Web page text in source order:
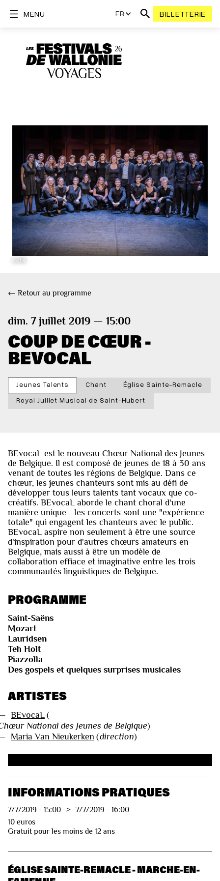
FR BILLETTERIE
MENU
©DR
← Retour au programme
dim. 7 juillet 2019 — 15:00
COUP DE CŒUR -
BEVOCAL
Jeunes Talents Chant
Église Sainte-Remacle
Royal Juillet Musical de Saint-Hubert
BEvocaL est le nouveau Chœur National des Jeunes
de Belgique. Il est composé de jeunes de 18 à 30 ans
venant de toutes les régions de Belgique. Dans ce
chœur, les jeunes chanteurs sont mis au défi de
développer tous leurs talents tant vocaux que co-
créatifs. BEvocaL aborde le chant choral d'une
manière unique - les concerts sont une "expérience
totale" qui engagent les chanteurs avec le public.
BEvocaL aspire non seulement à être une source
d'inspiration pour d'autres chœurs amateurs en
Belgique, mais aussi à être un modèle de
collaboration effiace et imaginative entre les trois
communautés linguistiques de Belgique.
PROGRAMME
Saint-Saëns
Mozart
Lauridsen
Teh Holt
Piazzolla
Des gospels et quelques surprises musicales
ARTISTES
BEvocaL (
National des Jeunes de Belgique)
Maria Van Nieukerken (direction)
INFORMATIONS PRATIQUES
7/7/2019 - 15:00 > 7/7/2019 - 16:00
10 euros
Gratuit pour les moins de 12 ans
ÉGLISE SAINTE-REMACLE - MARCHE-EN-